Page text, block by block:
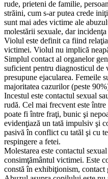
rude, prieteni de familie,
străini, cum s-ar putea crede
sunt mai ades victime ale
molestării sexuale, dar
Violul este definit ca fiind
victimei. Violul nu implică
Simplul contact al organelor
suficient pentru diagnosticul de
presupune ejacularea. Femeile
majoritatea cazurilor (peste
Incestul este contactul sexual
rudă. Cel mai frecvent este
poate fi între fraţi, bunic şi
evidenţiază un tată impulsiv şi
pasivă în conflict cu tatăl şi cu
respingere a fetei.
Molestarea este contactul
consimţământul victimei. Este
constă în exhibiţionism, contact